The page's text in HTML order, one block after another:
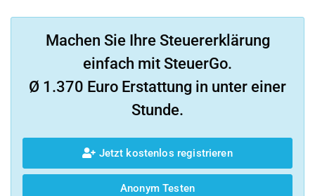
Machen Sie Ihre Steuererklärung
einfach mit SteuerGo.
Ø 1.370 Euro Erstattung in unter einer
Stunde.
Jetzt kostenlos registrieren
Anonym Testen